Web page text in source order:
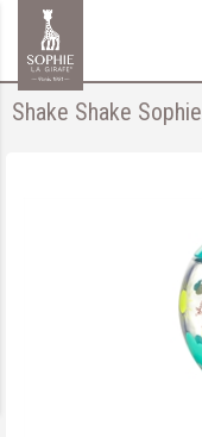
Shake Shake Sophie